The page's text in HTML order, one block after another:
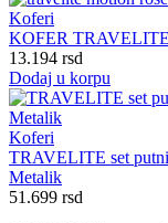
Koferi
KOFER
13.194 rsd
Dodaj u korpu
Koferi
TRAVELITE set
Metalik
51.699 rsd